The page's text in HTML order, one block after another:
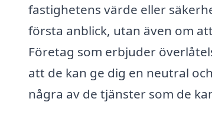
fastighetens värde eller
första anblick, utan även om
Företag som erbjuder
att de kan ge dig en neutral
några av de tjänster som de